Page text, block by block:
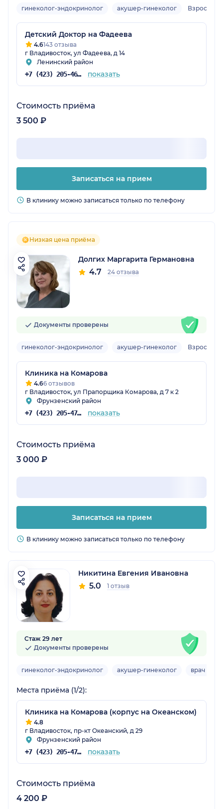
гинеколог-эндокринолог акушер-гинеколог Взрослый
Детский Доктор на Фадеева
4.6143 отзыва
г Владивосток, ул Фадеева, д 14
Ленинский район
+7 (423) 205-46-95 показать
Стоимость приёма
3 500 ₽
Записаться на прием
В клинику можно записаться только по телефону
Низкая цена приёма
Долгих Маргарита Германовна
4.7 24 отзыва
Документы проверены
гинеколог-эндокринолог акушер-гинеколог Взрослый
Клиника на Комарова
4.66 отзывов
г Владивосток, ул Прапорщика Комарова, д 7 к 2
Фрунзенский район
+7 (423) 205-47-53 показать
Стоимость приёма
3 000 ₽
Записаться на прием
В клинику можно записаться только по телефону
Никитина Евгения Ивановна
5.0 1 отзыв
Стаж 29 лет
Документы проверены
гинеколог-эндокринолог акушер-гинеколог врач УЗД
Места приёма (1/2):
Клиника на Комарова (корпус на Океанском)
4.8
г Владивосток, пр-кт Океанский, д 29
Фрунзенский район
+7 (423) 205-47-83 показать
Стоимость приёма
4 200 ₽